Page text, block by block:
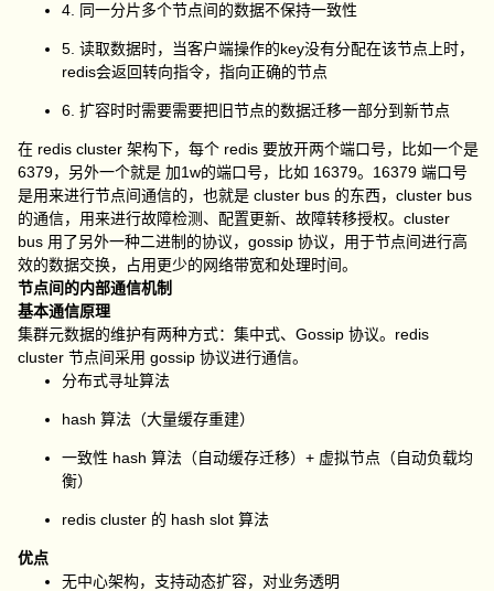
4. 同一分片多个节点间的数据不保持一致性
5. 读取数据时，当客户端操作的key没有分配在该节点上时，
redis会返回转向指令，指向正确的节点
6. 扩容时时需要需要把旧节点的数据迁移一部分到新节点
在 redis cluster 架构下，每个 redis 要放开两个端口号，比如一个是
6379，另外一个就是 加1w的端口号，比如 16379。16379 端口号
是用来进行节点间通信的，也就是 cluster bus 的东西，cluster bus
的通信，用来进行故障检测、配置更新、故障转移授权。cluster
bus 用了另外一种二进制的协议，gossip 协议，用于节点间进行高
效的数据交换，占用更少的网络带宽和处理时间。
节点间的内部通信机制
基本通信原理
集群元数据的维护有两种方式：集中式、Gossip 协议。redis
cluster 节点间采用 gossip 协议进行通信。
分布式寻址算法
hash 算法（大量缓存重建）
一致性 hash 算法（自动缓存迁移）+ 虚拟节点（自动负载均
衡）
redis cluster 的 hash slot 算法
优点
无中心架构，支持动态扩容，对业务透明